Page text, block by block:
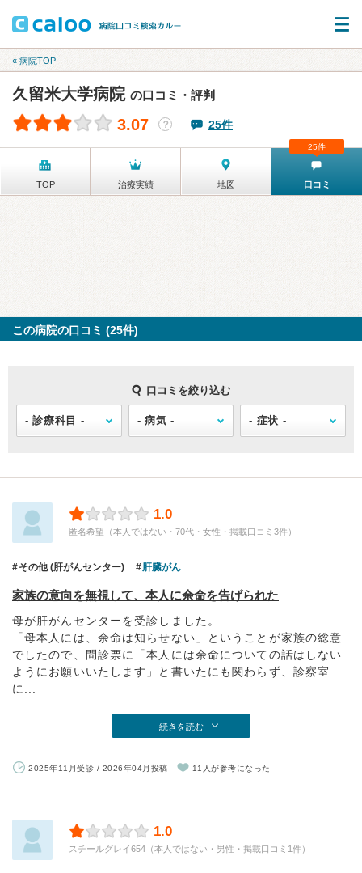
« 病院TOP
久留米大学病院 の口コミ・評判
3.07 ？ 25件
TOP 治療実績 地図 口コミ
25件
この病院の口コミ (25件)
口コミを絞り込む
1.0
匿名希望（本人ではない・70代・女性・掲載口コミ3件）
その他 (肝がんセンター) 肝臓がん
家族の意向を無視して、本人に余命を告げられた
母が肝がんセンターを受診しました。
「母本人には、余命は知らせない」ということが家族の総意
でしたので、問診票に「本人には余命についての話はしない
ようにお願いいたします」と書いたにも関わらず、診察室
に...
続きを読む
2025年11月受診 / 2026年04月投稿 11人が参考になった
1.0
スチールグレイ654（本人ではない・男性・掲載口コミ1件）